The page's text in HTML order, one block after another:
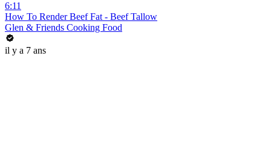
6:11
How To Render Beef Fat - Beef Tallow
Glen & Friends Cooking Food
il y a 7 ans